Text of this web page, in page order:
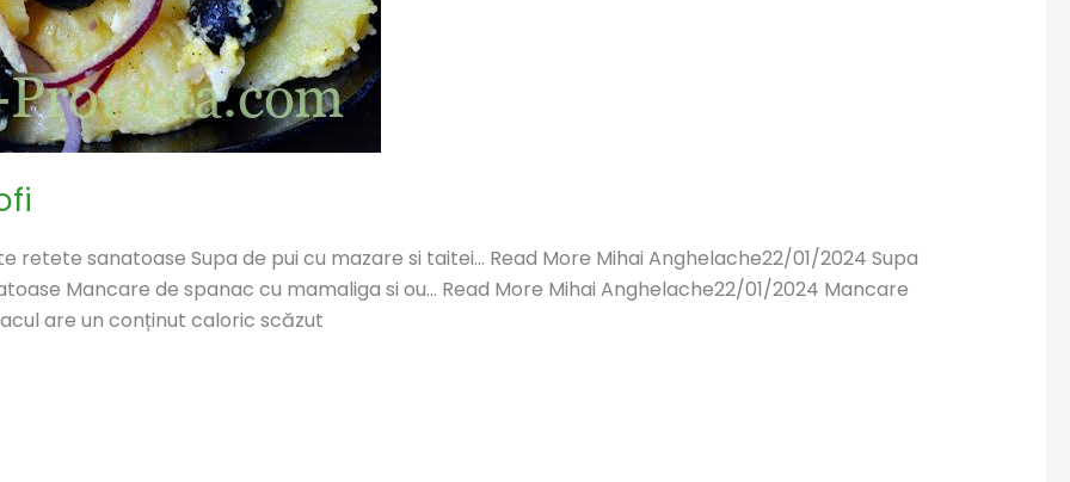
sanatoase Supa de pui cu mazare si taitei… Read More Mihai Anghelache22/01/2024 Supa
Mancare de spanac cu mamaliga si ou… Read More Mihai Anghelache22/01/2024 Mancare
are un conținut caloric scăzut